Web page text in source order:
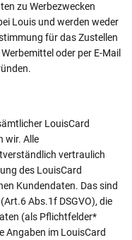
zu Werbezwecken
Louis und werden weder
für das Zustellen
oder per E-Mail
LouisCard
wir. Alle
vertraulich
des LouisCard
Kundendaten. Das sind
Abs.1f DSGVO), die
(als Pflichtfelder*
Angaben im LouisCard